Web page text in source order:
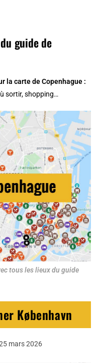
guide de
lacarte de Copenhague :
sortir, shopping…
tous les lieux du guide
København
mars 2026